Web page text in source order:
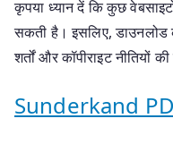
कृपया ध्यान दें कि कुछ
सकती है। इसलिए,
शर्तों और कॉपीराइट नीतियों
Sunderkand